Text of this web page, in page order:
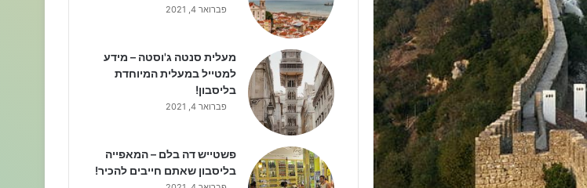
פברואר 4, 2021
מעלית סנטה ג'וסטה – מידע
למטייל במעלית המיוחדת
בליסבון!
פברואר 4, 2021
פשטייש דה בלם – המאפייה
בליסבון שאתם חייבים להכיר!